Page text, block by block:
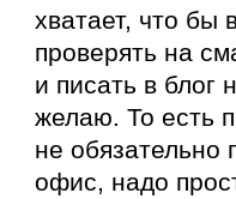
хватает, что бы
проверять на
и писать в блог
желаю. То есть
не обязательно
офис, надо